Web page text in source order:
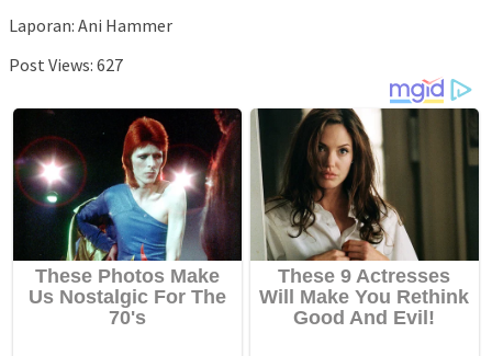
Laporan: Ani Hammer
Post Views: 627